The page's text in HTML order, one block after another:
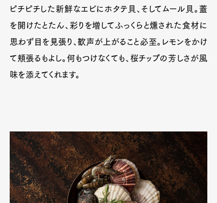
GourmetCars
ProductCultureLifestyle
ピチピチした新鮮なエビにホタテ貝、そしてムール貝。蓋
を開けたとたん、彩りを増してふっくらと燻された食材に
思わず目を見張り、歓声が上がること必至。レモンをかけ
て頬張るもよし。何もつけなくても、桜チップの芳しさが風
味を添えてくれます。